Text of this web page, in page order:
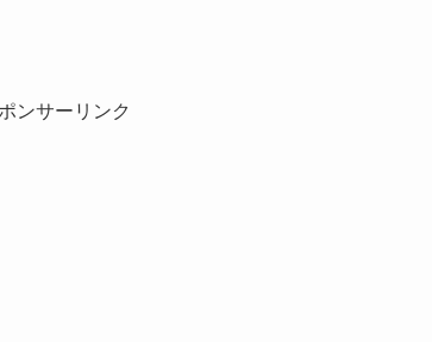
ンサーリンク